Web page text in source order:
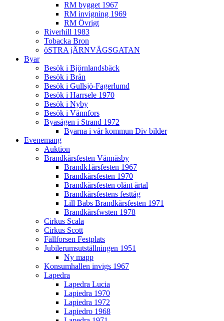
RM bygget 1967
RM invigning 1969
RM Övrigt
Riverhill 1983
Tobacka Bron
öSTRA jÄRNVÄGSGATAN
Byar
Besök i Björnlandsbäck
Besök i Brån
Besök i Gullsjö-Fagerlumd
Besök i Harrsele 1970
Besök i Nyby
Besök i Vännfors
Byasågen i Strand 1972
Byarna i vår kommun Div bilder
Evenemang
Auktion
Brandkårsfesten Vännäsby
Brandk1årsfesten 1967
Brandkårsfesten 1970
Brandkårsfesten olänt årtal
Brandkårsfestens festtåg
Lill Babs Brandkårsfesten 1971
Brandkårsfwsten 1978
Cirkus Scala
Cirkus Scott
Fällforsen Festplats
Jubilerumsutställningen 1951
Ny mapp
Konsumhallen invigs 1967
Lapedra
Lapedra Lucia
Lapiedra 1970
Lapiedra 1972
Lapiedro 1968